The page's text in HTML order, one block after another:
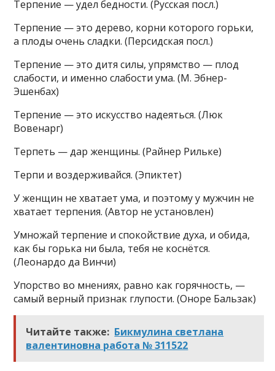
Терпение — удел бедности. (Русская посл.)
Терпение — это дерево, корни которого горьки,
а плоды очень сладки. (Персидская посл.)
Терпение — это дитя силы, упрямство — плод
слабости, и именно слабости ума. (М. Эбнер-
Эшенбах)
Терпение — это искусство надеяться. (Люк
Вовенарг)
Терпеть — дар женщины. (Райнер Рильке)
Терпи и воздерживайся. (Эпиктет)
У женщин не хватает ума, и поэтому у мужчин не
хватает терпения. (Автор не установлен)
Умножай терпение и спокойствие духа, и обида,
как бы горька ни была, тебя не коснётся.
(Леонардо да Винчи)
Упорство во мнениях, равно как горячность, —
самый верный признак глупости. (Оноре Бальзак)
Читайте также: Бикмулина светлана
валентиновна работа № 311522